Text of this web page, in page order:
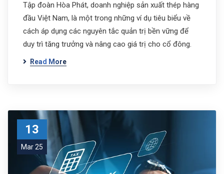
Tập đoàn Hòa Phát, doanh nghiệp sản xuất thép hàng
đầu Việt Nam, là một trong những ví dụ tiêu biểu về
cách áp dụng các nguyên tắc quản trị bền vững để
duy trì tăng trưởng và nâng cao giá trị cho cổ đông.
Read More
13
Mar 25